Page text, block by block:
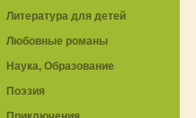
Литература для детей
Любовные романы
Наука, Образование
Поэзия